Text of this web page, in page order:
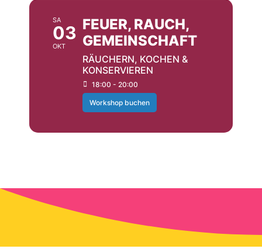
SA
03
OKT
FEUER, RAUCH,
GEMEINSCHAFT
RÄUCHERN, KOCHEN &
KONSERVIEREN
18:00 - 20:00
Workshop buchen